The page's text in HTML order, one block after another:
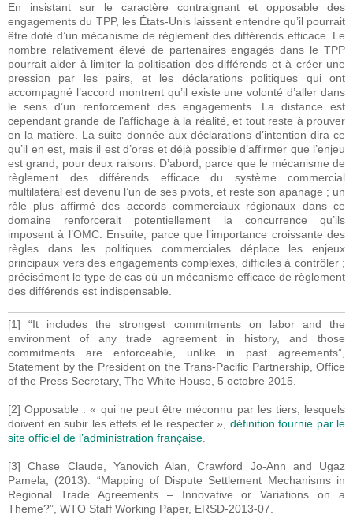
En insistant sur le caractère contraignant et opposable des
engagements du TPP, les États-Unis laissent entendre qu’il pourrait
être doté d’un mécanisme de règlement des différends efficace. Le
nombre relativement élevé de partenaires engagés dans le TPP
pourrait aider à limiter la politisation des différends et à créer une
pression par les pairs, et les déclarations politiques qui ont
accompagné l’accord montrent qu’il existe une volonté d’aller dans
le sens d’un renforcement des engagements. La distance est
cependant grande de l’affichage à la réalité, et tout reste à prouver
en la matière. La suite donnée aux déclarations d’intention dira ce
qu’il en est, mais il est d’ores et déjà possible d’affirmer que l’enjeu
est grand, pour deux raisons. D’abord, parce que le mécanisme de
règlement des différends efficace du système commercial
multilatéral est devenu l’un de ses pivots, et reste son apanage ; un
rôle plus affirmé des accords commerciaux régionaux dans ce
domaine renforcerait potentiellement la concurrence qu’ils
imposent à l’OMC. Ensuite, parce que l’importance croissante des
règles dans les politiques commerciales déplace les enjeux
principaux vers des engagements complexes, difficiles à contrôler ;
précisément le type de cas où un mécanisme efficace de règlement
des différends est indispensable.
[1] “It includes the strongest commitments on labor and the
environment of any trade agreement in history, and those
commitments are enforceable, unlike in past agreements”,
Statement by the President on the Trans-Pacific Partnership, Office
of the Press Secretary, The White House, 5 octobre 2015.
[2] Opposable : « qui ne peut être méconnu par les tiers, lesquels
doivent en subir les effets et le respecter », définition fournie par le
site officiel de l’administration française.
[3] Chase Claude, Yanovich Alan, Crawford Jo-Ann and Ugaz
Pamela, (2013). “Mapping of Dispute Settlement Mechanisms in
Regional Trade Agreements – Innovative or Variations on a
Theme?”, WTO Staff Working Paper, ERSD-2013-07.